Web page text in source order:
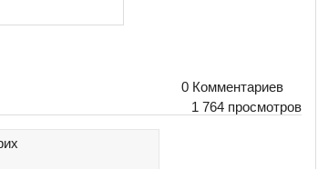
0 Комментариев
1 764 просмотров